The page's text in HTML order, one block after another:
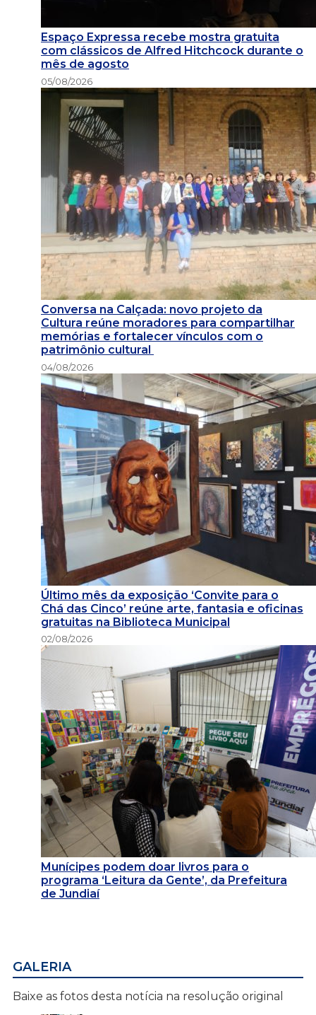
Espaço Expressa recebe mostra gratuita
com clássicos de Alfred Hitchcock durante o
mês de agosto
05/08/2026
Conversa na Calçada: novo projeto da
Cultura reúne moradores para compartilhar
memórias e fortalecer vínculos com o
patrimônio cultural
04/08/2026
Último mês da exposição ‘Convite para o
Chá das Cinco’ reúne arte, fantasia e oficinas
gratuitas na Biblioteca Municipal
02/08/2026
Munícipes podem doar livros para o
programa ‘Leitura da Gente’, da Prefeitura
de Jundiaí
GALERIA
Baixe as fotos desta notícia na resolução original